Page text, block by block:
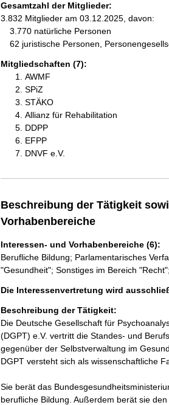
Gesamtzahl der Mitglieder:
3.832 Mitglieder am 03.12.2025, davon:
3.770 natürliche Personen
62 juristische Personen,
Mitgliedschaften (7):
AWMF
SPiZ
STÄKO
Allianz für Rehabilitation
DDPP
EFPP
DNVF e.V.
Beschreibung der Tätigkeit
Vorhabenbereiche
Interessen- und Vorhabenbereiche (6):
Berufliche Bildung; Parlamentarisches
"Gesundheit"; Sonstiges im Bereich
Die Interessenvertretung wird
Beschreibung der Tätigkeit:
Die Deutsche Gesellschaft für
(DGPT) e.V. vertritt die Standes- und
gegenüber der Selbstverwaltung im
DGPT versteht sich als wissenschaftliche
Sie berät das
berufliche Bildung. Außerdem berät sie